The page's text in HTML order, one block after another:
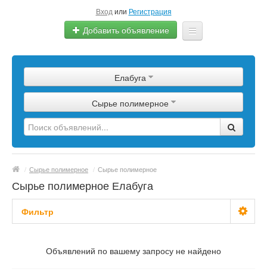
Вход или Регистрация
Добавить объявление
Сырье
Изделия
Оборудование
Еще
Елабуга
Сырье полимерное
/ Сырье полимерное / Сырье полимерное
Сырье полимерное Елабуга
Фильтр
Объявлений по вашему запросу не найдено